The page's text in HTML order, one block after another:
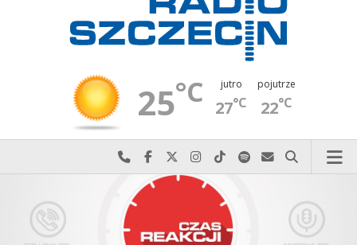
25°C jutro
27°C
pojutrze
22°C
Najlepiej po prostu do nas zadzwoń
Odwiedź nas na Facebook-u
Odwiedź nas na X
Odwiedź nas na Instagram-ie
Odwiedź nas na TikTok-u
Szukaj nas na Spotify
Wyślij do nas
Szukaj